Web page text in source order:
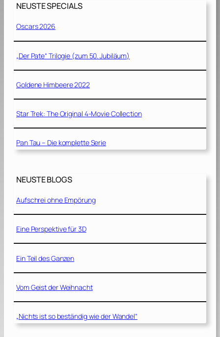
NEUSTE SPECIALS
Oscars 2026
„Der Pate“ Trilogie (zum 50. Jubiläum)
Goldene Himbeere 2022
Star Trek: The Original 4-Movie Collection
Pan Tau – Die komplette Serie
NEUSTE BLOGS
Aufschrei ohne Empörung
Eine Perspektive für 3D
Ein Teil des Ganzen
Vom Geist der Weihnacht
„Nichts ist so beständig wie der Wandel“